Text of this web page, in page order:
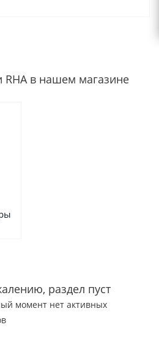
RHA в нашем магазине
раздел пуст
момент нет активных